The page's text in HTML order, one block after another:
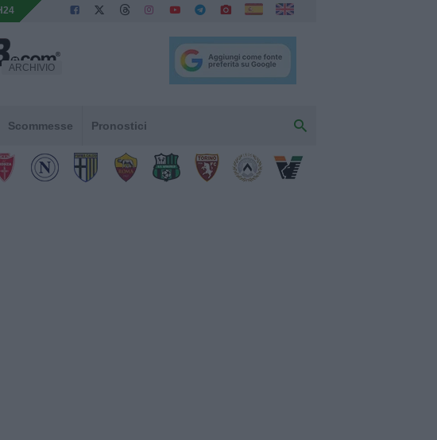
ARCHIVIO
Scommesse Pronostici